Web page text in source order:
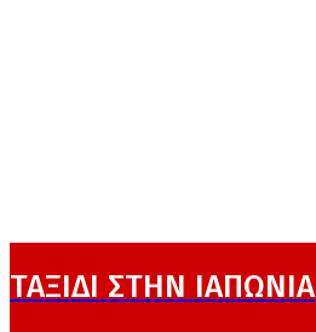
ΤΑΞΙΔΙ ΣΤΗΝ ΙΑΠΩΝΙΑ